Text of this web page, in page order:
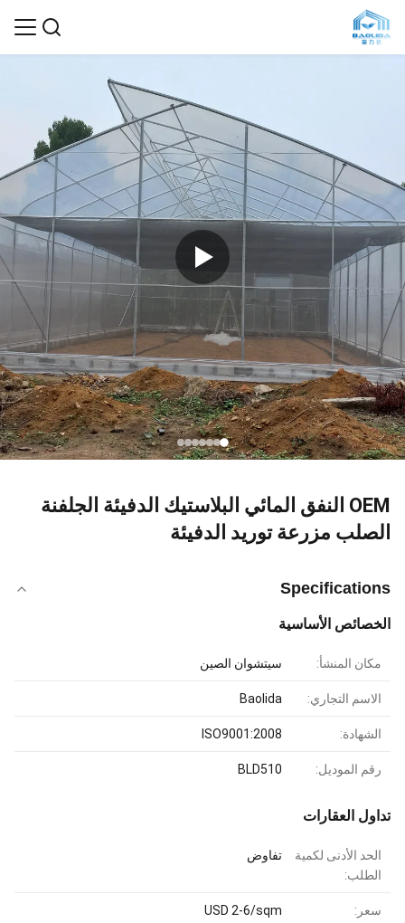
OEM النفق المائي البلاستيك الدفيئة الجلفنة
الصلب مزرعة توريد الدفيئة
Specifications
الخصائص الأساسية
مكان المنشأ: سيتشوان الصين
الاسم التجاري: Baolida
الشهادة: ISO9001:2008
رقم الموديل: BLD510
تداول العقارات
الحد الأدنى لكمية
الطلب:
تفاوض
سعر: USD 2-6/sqm